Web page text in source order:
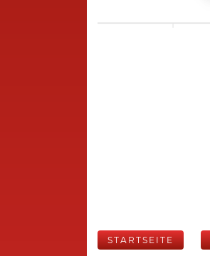
STARTSEITE